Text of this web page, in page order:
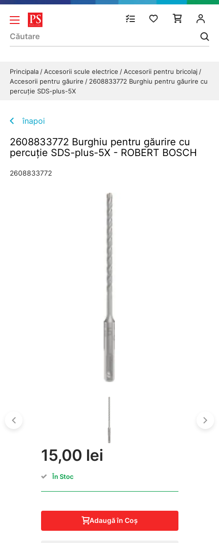
Principala Accesorii scule electrice
Accesorii pentru bricolaj
Accesorii pentru găurire
2608833772 Burghiu pentru găurire cu
percuţie SDS-plus-5X
înapoi
2608833772 Burghiu pentru găurire cu
percuţie SDS-plus-5X - ROBERT BOSCH
2608833772
15,00 lei
În Stoc
Adaugă în Coş